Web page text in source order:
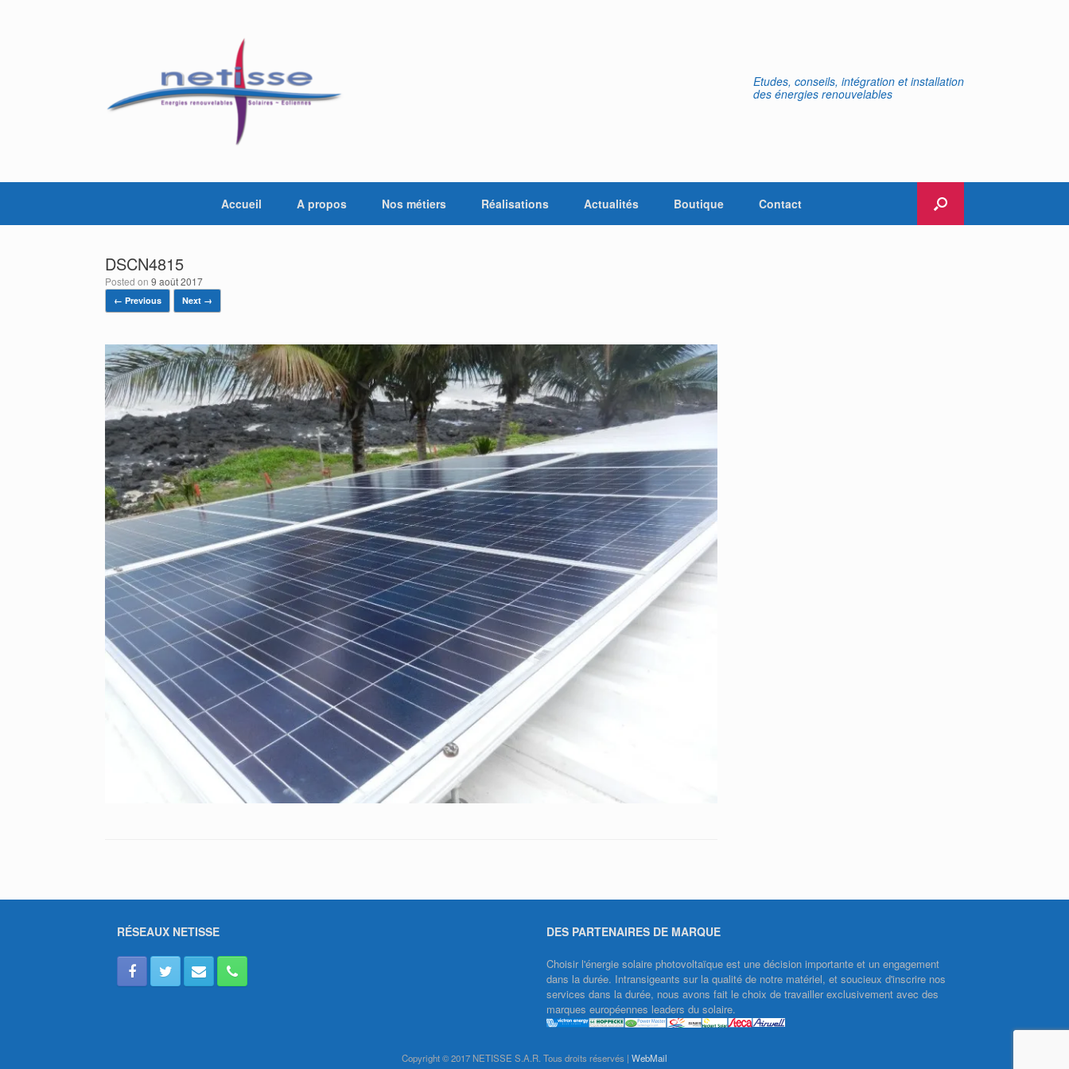
Etudes, conseils, intégration et installation
des énergies renouvelables
Accueil A propos Nos métiers Réalisations Actualités Boutique Contact
DSCN4815
Posted on 9 août 2017
← Previous Next →
RÉSEAUX NETISSE DES PARTENAIRES DE MARQUE
Choisir l'énergie solaire photovoltaïque est une décision importante et un engagement
dans la durée. Intransigeants sur la qualité de notre matériel, et soucieux d'inscrire nos
services dans la durée, nous avons fait le choix de travailler exclusivement avec des
marques européennes leaders du solaire.
Copyright © 2017 NETISSE S.A.R. Tous droits réservés | WebMail